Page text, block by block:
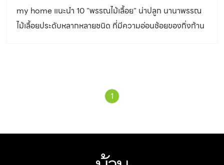
my home แนะนำ 10 "พรรณไม้เลื้อย" น่าปลูก นานาพรรณ
ไม้เลื้อยประดับหลากหลายชนิด ที่มีความอ่อนช้อยของกิ่งก้าน
1